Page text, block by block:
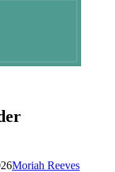
Moriah Reeves